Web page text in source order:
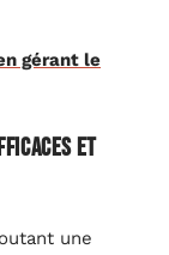
gérant le
et
une